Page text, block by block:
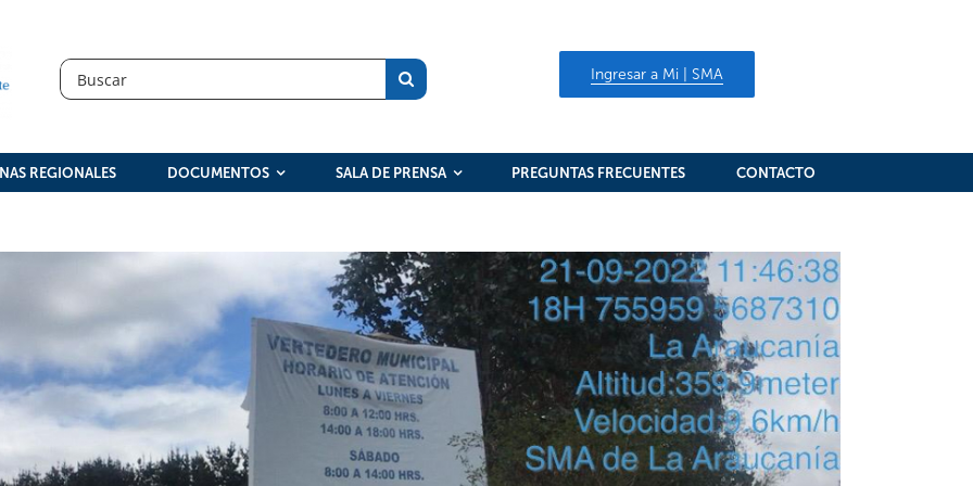
Search
for:
Ingresar a Mi | SMA
REGIONALES DOCUMENTOS SALA DE PRENSA PREGUNTAS FRECUENTES CONTACTO